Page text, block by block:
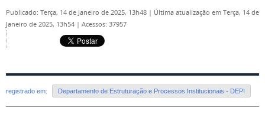
Publicado: Terça, 14 de Janeiro de 2025, 13h48 | Última atualização em Terça, 14 de
Janeiro de 2025, 13h54 | Acessos: 37957
registrado em: Departamento de Estruturação e Processos Institucionais - DEPI